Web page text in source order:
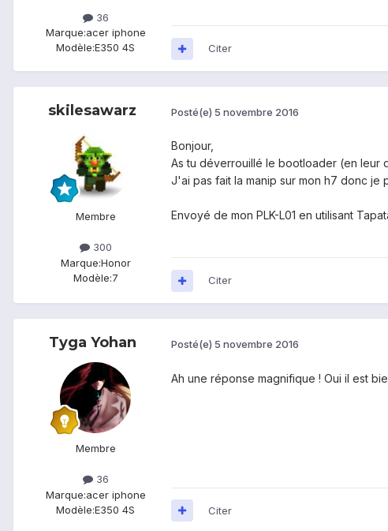
36
Marque:acer iphone
Modèle:E350 4S Citer
skilesawarz
Membre
300
Marque:Honor
Modèle:7
Posté(e) 5 novembre 2016
Bonjour,
As tu déverrouillé le bootloader (en leur
J'ai pas fait la manip sur mon h7 donc je
Envoyé de mon PLK-L01 en utilisant
Citer
Tyga Yohan
Membre
36
Marque:acer iphone
Modèle:E350 4S
Posté(e) 5 novembre 2016
Ah une réponse magnifique ! Oui il est
Citer